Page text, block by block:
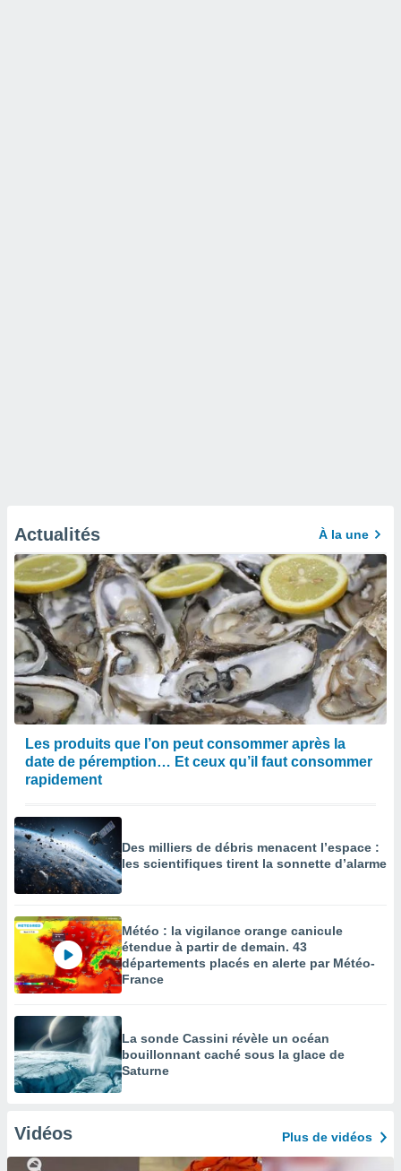
Actualités À la une
Les produits que l’on peut consommer après la
date de péremption… Et ceux qu’il faut consommer
rapidement
Des milliers de débris menacent l’espace :
les scientifiques tirent la sonnette d’alarme
Météo : la vigilance orange canicule
étendue à partir de demain. 43
départements placés en alerte par Météo-
France
La sonde Cassini révèle un océan
bouillonnant caché sous la glace de
Saturne
Vidéos Plus de vidéos